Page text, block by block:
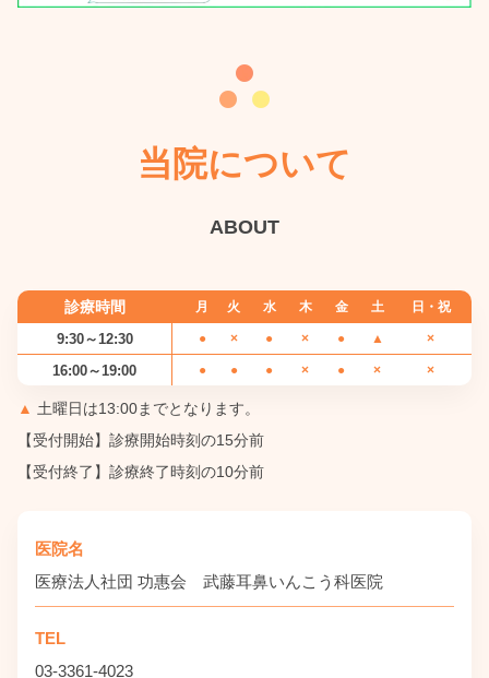
当院について
ABOUT
診療時間 月 火 水 木 金 土 日・祝
9:30～12:30 ● × ● × ● ▲ ×
16:00～19:00 ● ● ● × ● × ×
▲ 土曜日は13:00までとなります。
【受付開始】診療開始時刻の15分前
【受付終了】診療終了時刻の10分前
医院名
医療法人社団 功惠会 武藤耳鼻いんこう科医院
TEL
03-3361-4023